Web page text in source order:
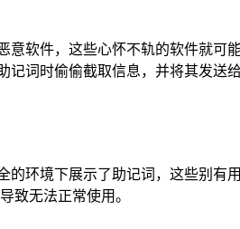
软件，这些心怀不轨的软件就可
词时偷偷截取信息，并将其发送
环境下展示了助记词，这些别有
致无法正常使用。